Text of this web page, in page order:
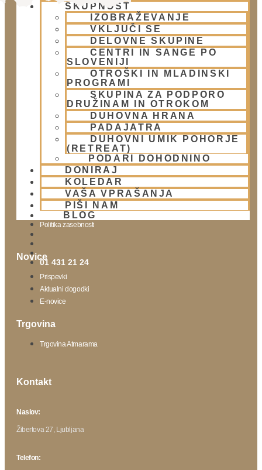
SKUPNOST
IZOBRAŽEVANJE
VKLJUČI SE
DELOVNE SKUPINE
CENTRI IN SANGE PO
SLOVENIJI
OTROŠKI IN MLADINSKI
PROGRAMI
SKUPINA ZA PODPORO
DRUŽINAM IN OTROKOM
DUHOVNA HRANA
PADAJATRA
DUHOVNI UMIK POHORJE
(RETREAT)
PODARI DOHODNINO
DONIRAJ
KOLEDAR
VAŠA VPRAŠANJA
PIŠI NAM
BLOG
01 431 21 24
Klikni gumb spodaj.
Doniraj
Obišči nas
Lokacija
Urnik templja
Nedeljsko srečanje
Parkiranje
Politika zasebnosti
Novice
Prispevki
Aktualni dogodki
E-novice
Trgovina
Trgovina Atmarama
Kontakt
Naslov:
Žibertova 27, Ljubljana
Telefon: